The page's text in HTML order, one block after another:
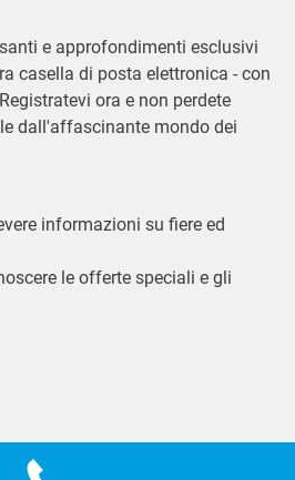
e approfondimenti esclusivi
casella di posta elettronica - con
ora e non perdete
dall'affascinante mondo dei
informazioni su fiere ed
le offerte speciali e gli